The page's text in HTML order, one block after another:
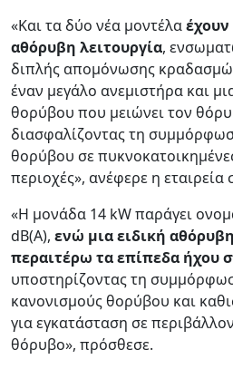
«Και τα δύο νέα μοντέλαέχουν
αθόρυβη λειτουργία,
διπλής απομόνωσης
έναν μεγάλο ανεμιστήρα και
θορύβου που μειώνει τον
διασφαλίζοντας τη
θορύβου σε
περιοχές», ανέφερε η
«Η μονάδα 14 kW παράγει
dB(A), ενώ μια ειδική
περαιτέρω τα επίπεδα ήχου
υποστηρίζοντας τη
κανονισμούς θορύβου και
για εγκατάσταση σε
θόρυβο», πρόσθεσε.